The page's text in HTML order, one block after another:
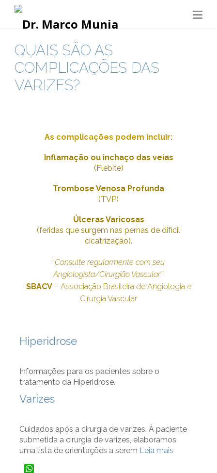
QUAIS SÃO AS
COMPLICAÇÕES DAS
VARIZES?
As complicações podem incluir:
Inflamação ou inchaço das veias
(Flebite)
Trombose Venosa Profunda
(TVP)
Úlceras Varicosas
(feridas que surgem nas pernas de difícil
cicatrização).
“Consulte regularmente com seu
Angiologista/Cirurgião Vascular.”
SBACV– Associação Brasileira de Angiologia e
Cirurgia Vascular
Hiperidrose
Informações para os pacientes sobre o
tratamento da Hiperidrose.
Varizes
Cuidados após a cirurgia de varizes. À paciente
submetida a cirurgia de varizes, elaboramos
uma lista de orientações a serem Leia mais